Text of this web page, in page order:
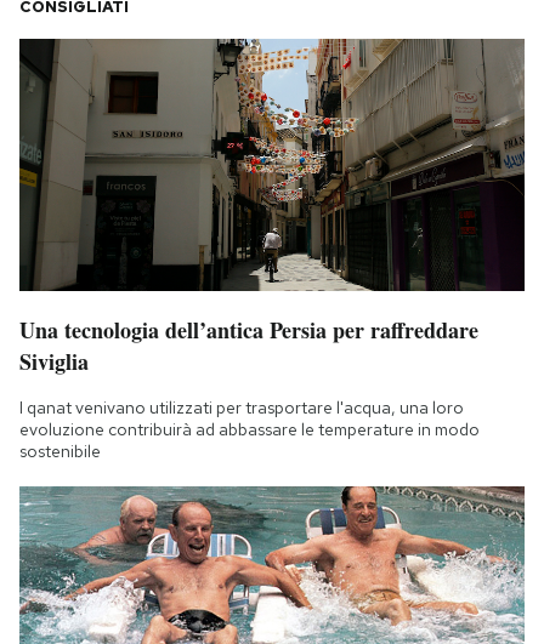
CONSIGLIATI
Una tecnologia dell’antica Persia per raffreddare
Siviglia
I qanat venivano utilizzati per trasportare l'acqua, una loro
evoluzione contribuirà ad abbassare le temperature in modo
sostenibile